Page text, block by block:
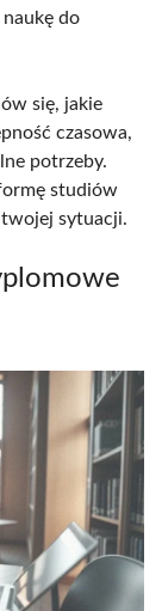
do
się, jakie
czasowa,
potrzeby.
studiów
sytuacji.